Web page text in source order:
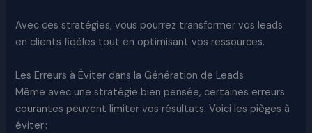
Avec ces stratégies, vous pourrez transformer vos leads
en clients fidèles tout en optimisant vos ressources.
Les Erreurs à Éviter dans la Génération de Leads
Même avec une stratégie bien pensée, certaines erreurs
courantes peuvent limiter vos résultats. Voici les pièges à
éviter :